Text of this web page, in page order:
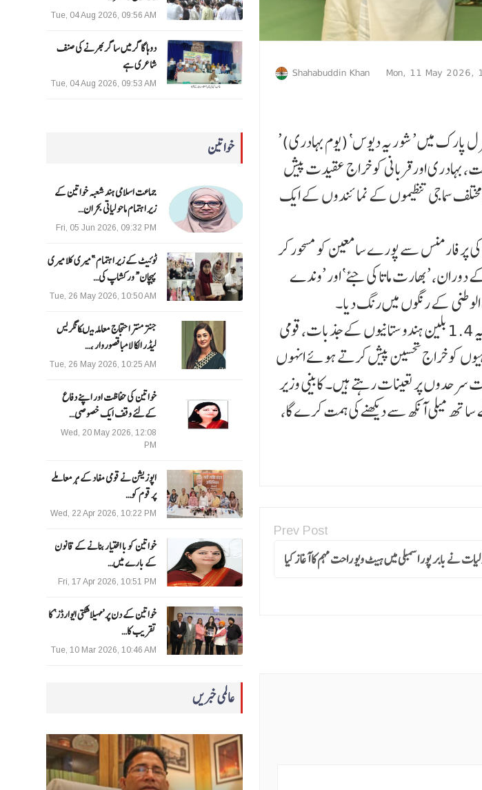
Tue, 04 Aug 2026, 09:56 AM
دوہا گاگر میں ساگر بھرنے کی صنف
شاعری ہے
Tue, 04 Aug 2026, 09:53 AM
خواتین
جماعت اسلامی ہند شعبہ خواتین کے
زیر اہتمام ماحولیاتی بحران…
Fri, 05 Jun 2026, 09:32 PM
ٹوئیٹ کے زیر اہتمام ”میری کلا میری
پہچان“ ورکشاپ کی…
Tue, 26 May 2026, 10:50 AM
جنتر منتر احتجاج معاملہ میںکانگریس
لیڈر الکا لامبا قصوروار ،…
Tue, 26 May 2026, 10:25 AM
خواتین کی حفاظت اور اپنے دفاع
کےلئے وقف ایک خصوصی…
Wed, 20 May 2026, 12:08
PM
اپوزیشن نے قومی مفاد کے ہر معاملے
پر قوم کو…
Wed, 22 Apr 2026, 10:22 PM
خواتین کو با اختیار بنانے کے قانون
کے بارے میں…
Fri, 17 Apr 2026, 10:51 PM
خواتین کے دن پر ’مہیلا شکتی ایوارڈز‘ کا
تقریب کا…
Tue, 10 Mar 2026, 10:46 AM
عالمی خبریں
Shahabuddin Khan Mon, 11 May 2026,
’آپریشن سندورر‘کی پہلی برسی کے موقع پر دہلی سرکار نے اتوار کو کناٹ پلیس کے سینٹرل پارک میں ’شو ر یہ دیوس‘ (یوم بہادری)
بہادری اور قربانی کو خراج عقیدت پیش
مختلف سماجی تنظیموں کے نمائندوں کے ایک
پرفارمنس سے پورے سامعین کو مسحور کر
’بھارت ماتا کی جئے‘ اور ’وندے
کے رنگوں میں رنگ دیا۔
اس موقع پر وزیر اعلیٰ نے کہا کہ ’آپریشن سندور‘ محض ایک فوجی آپریشن نہیں تھا، بلکہ یہ 1.4 بلین ہندو ستانیوں کے جذبات، قومی
کو خراج تحسین پیش کرتے ہوئے انہوں
پر تعینات رہتے ہیں۔ کابینی وزیر
ساتھ میلی آنکھ سے دیکھنے کی ہمت کرے گا،
Prev Post
نے بابر پور اسمبلی میں ہیٹ ویو راحت مہم کا آغاز کیا